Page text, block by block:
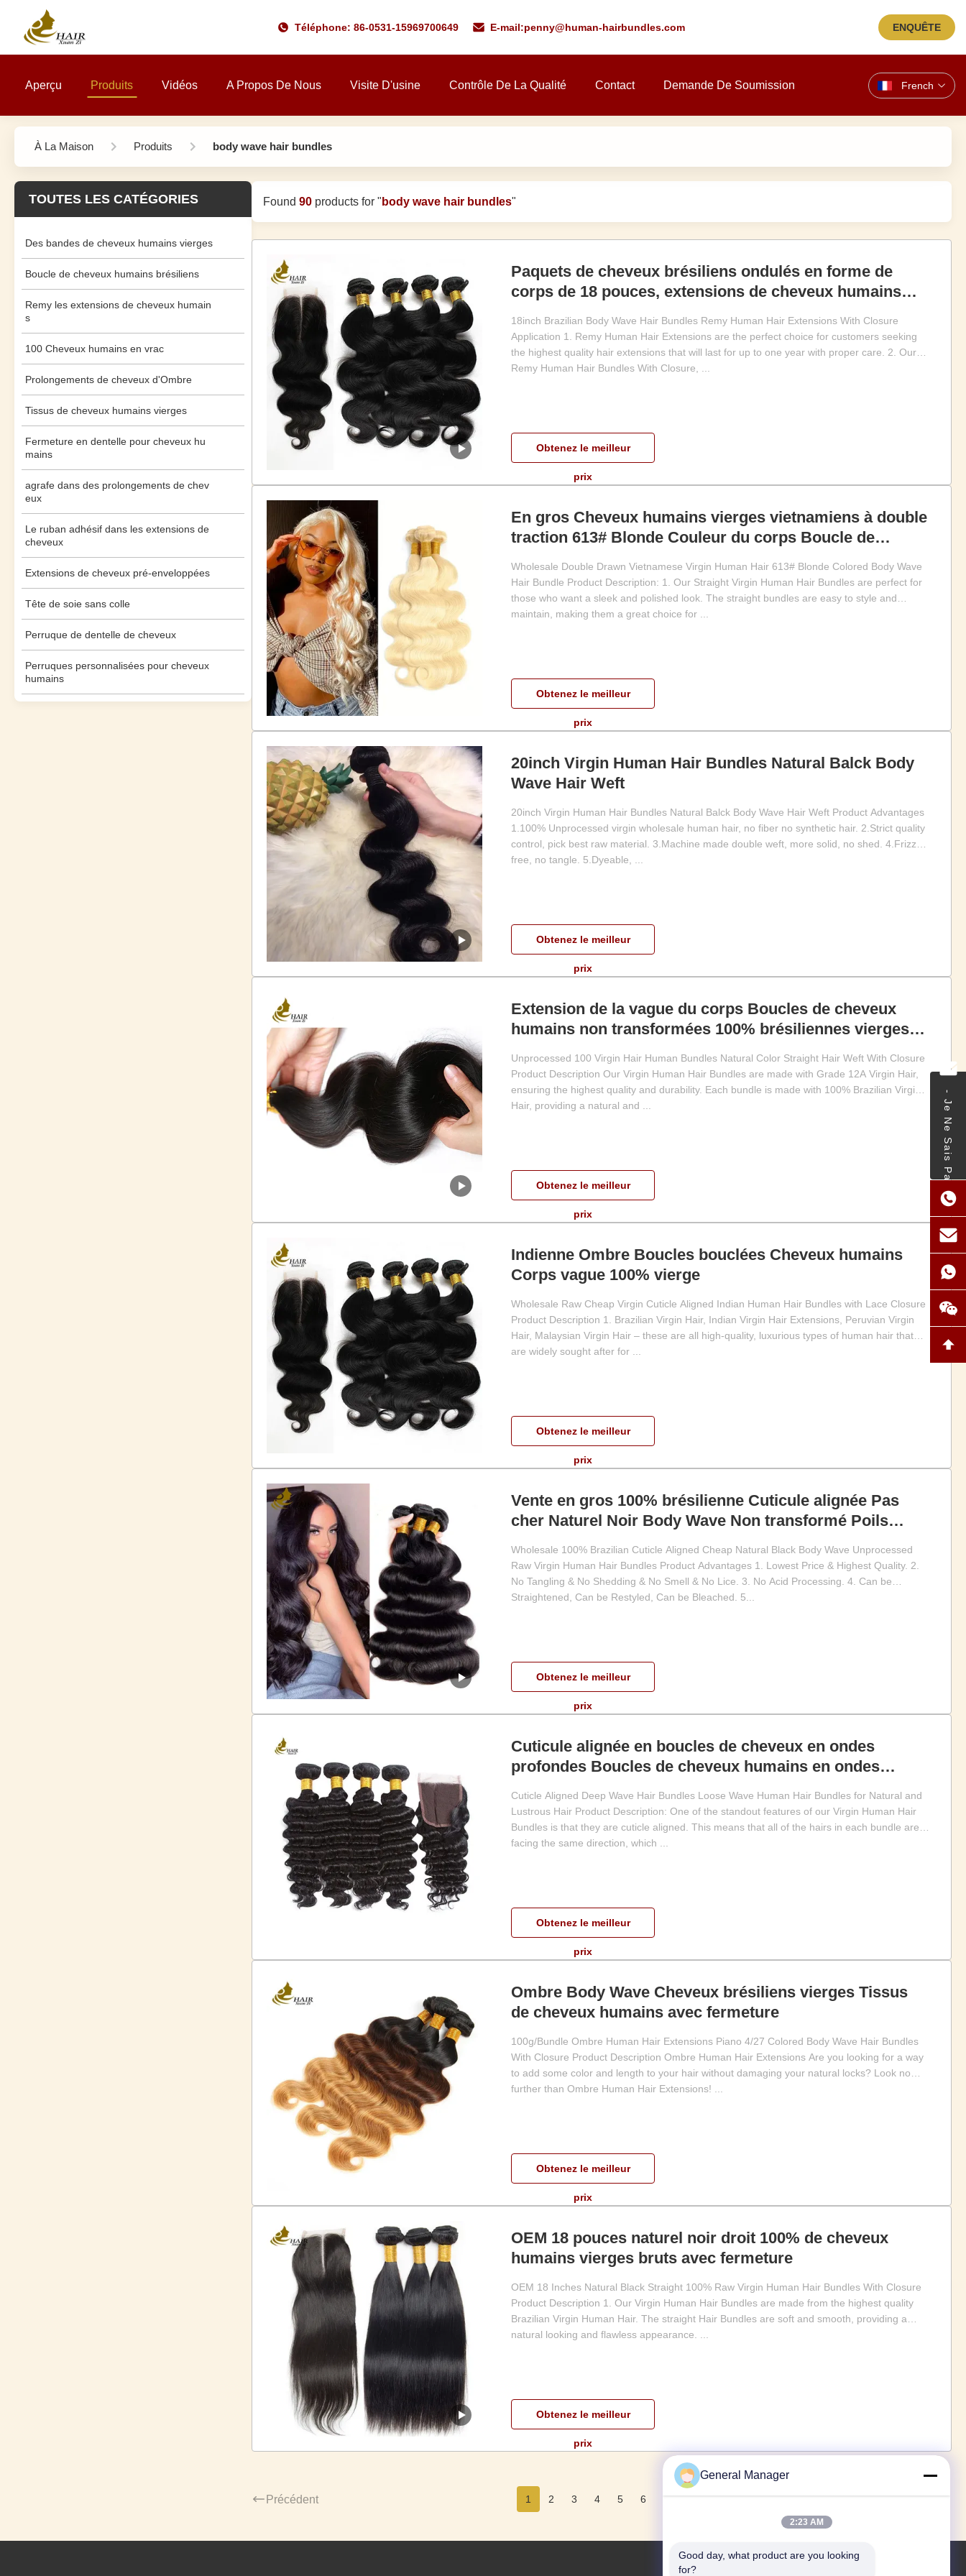
Téléphone: 86-0531-15969700649 E-mail:penny@human-hairbundles.com ENQUÊTE
Aperçu Produits Vidéos A Propos De Nous Visite D'usine Contrôle De La Qualité Contact Demande De Soumission French
- Je Ne Sais Pas.
À La Maison Produits body wave hair bundles
TOUTES LES CATÉGORIES
Des bandes de cheveux humains vierges
Boucle de cheveux humains brésiliens
Remy les extensions de cheveux humain
s
100 Cheveux humains en vrac
Prolongements de cheveux d'Ombre
Tissus de cheveux humains vierges
Fermeture en dentelle pour cheveux hu
mains
agrafe dans des prolongements de chev
eux
Le ruban adhésif dans les extensions de
cheveux
Extensions de cheveux pré-enveloppées
Tête de soie sans colle
Perruque de dentelle de cheveux
Perruques personnalisées pour cheveux
humains
Found 90 products for " body wave hair bundles"
Paquets de cheveux brésiliens ondulés en forme de
corps de 18 pouces, extensions de cheveux humains
18inch Brazilian Body Wave Hair Bundles Remy Human Hair Extensions With Closure
Application 1. Remy Human Hair Extensions are the perfect choice for customers seeking
the highest quality hair extensions that will last for up to one year with proper care. 2. Our
Remy Human Hair Bundles With Closure, ...
Obtenez le meilleur
prix
En gros Cheveux humains vierges vietnamiens à double
traction 613# Blonde Couleur du corps Boucle de
Wholesale Double Drawn Vietnamese Virgin Human Hair 613# Blonde Colored Body Wave
Hair Bundle Product Description: 1. Our Straight Virgin Human Hair Bundles are perfect for
those who want a sleek and polished look. The straight bundles are easy to style and
maintain, making them a great choice for ...
Obtenez le meilleur
prix
20inch Virgin Human Hair Bundles Natural Balck Body
Wave Hair Weft
20inch Virgin Human Hair Bundles Natural Balck Body Wave Hair Weft Product Advantages
1.100% Unprocessed virgin wholesale human hair, no fiber no synthetic hair. 2.Strict quality
control, pick best raw material. 3.Machine made double weft, more solid, no shed. 4.Frizzy
free, no tangle. 5.Dyeable, ...
Obtenez le meilleur
prix
Extension de la vague du corps Boucles de cheveux
humains non transformées 100% brésiliennes vierges
Body Wave Hair Bundles
Unprocessed 100 Virgin Hair Human Bundles Natural Color Straight Hair Weft With Closure
Product Description Our Virgin Human Hair Bundles are made with Grade 12A Virgin Hair,
ensuring the highest quality and durability. Each bundle is made with 100% Brazilian Virgin
Hair, providing a natural and ...
Obtenez le meilleur
prix
Indienne Ombre Boucles bouclées Cheveux humains
Corps vague 100% vierge
Wholesale Raw Cheap Virgin Cuticle Aligned Indian Human Hair Bundles with Lace Closure
Product Description 1. Brazilian Virgin Hair, Indian Virgin Hair Extensions, Peruvian Virgin
Hair, Malaysian Virgin Hair – these are all high-quality, luxurious types of human hair that
are widely sought after for ...
Obtenez le meilleur
prix
Vente en gros 100% brésilienne Cuticule alignée Pas
cher Naturel Noir Body Wave Non transformé Poils
Wholesale 100% Brazilian Cuticle Aligned Cheap Natural Black Body Wave Unprocessed
Raw Virgin Human Hair Bundles Product Advantages 1. Lowest Price & Highest Quality. 2.
No Tangling & No Shedding & No Smell & No Lice. 3. No Acid Processing. 4. Can be
Straightened, Can be Restyled, Can be Bleached. 5...
Obtenez le meilleur
prix
Cuticule alignée en boucles de cheveux en ondes
profondes Boucles de cheveux humains en ondes
Cuticle Aligned Deep Wave Hair Bundles Loose Wave Human Hair Bundles for Natural and
Lustrous Hair Product Description: One of the standout features of our Virgin Human Hair
Bundles is that they are cuticle aligned. This means that all of the hairs in each bundle are
facing the same direction, which ...
Obtenez le meilleur
prix
Ombre Body Wave Cheveux brésiliens vierges Tissus
de cheveux humains avec fermeture
100g/Bundle Ombre Human Hair Extensions Piano 4/27 Colored Body Wave Hair Bundles
With Closure Product Description Ombre Human Hair Extensions Are you looking for a way
to add some color and length to your hair without damaging your natural locks? Look no
further than Ombre Human Hair Extensions! ...
Obtenez le meilleur
prix
OEM 18 pouces naturel noir droit 100% de cheveux
humains vierges bruts avec fermeture
OEM 18 Inches Natural Black Straight 100% Raw Virgin Human Hair Bundles With Closure
Product Description 1. Our Virgin Human Hair Bundles are made from the highest quality
Brazilian Virgin Human Hair. The straight Hair Bundles are soft and smooth, providing a
natural looking and flawless appearance. ...
Obtenez le meilleur
prix
Précédent 1 2 3 4 5 6 7 8 Suivant
General Manager
2:23 AM
Good day, what product are you looking
for?